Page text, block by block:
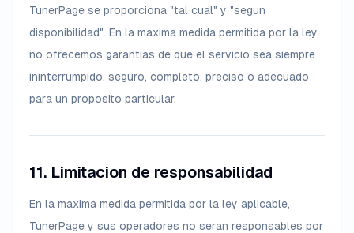
TunerPage se proporciona "tal cual" y "segun
disponibilidad". En la maxima medida permitida por la ley,
no ofrecemos garantias de que el servicio sea siempre
ininterrumpido, seguro, completo, preciso o adecuado
para un proposito particular.
11. Limitacion de responsabilidad
En la maxima medida permitida por la ley aplicable,
TunerPage y sus operadores no seran responsables por